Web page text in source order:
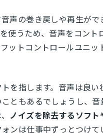
声の巻き戻しや再生が
使うため、音声をコン
ットコントロールユニ
を指します。音声は良
ともあるでしょうし、
ノイズを除去するソフ
ンは仕事中ずっとつけ